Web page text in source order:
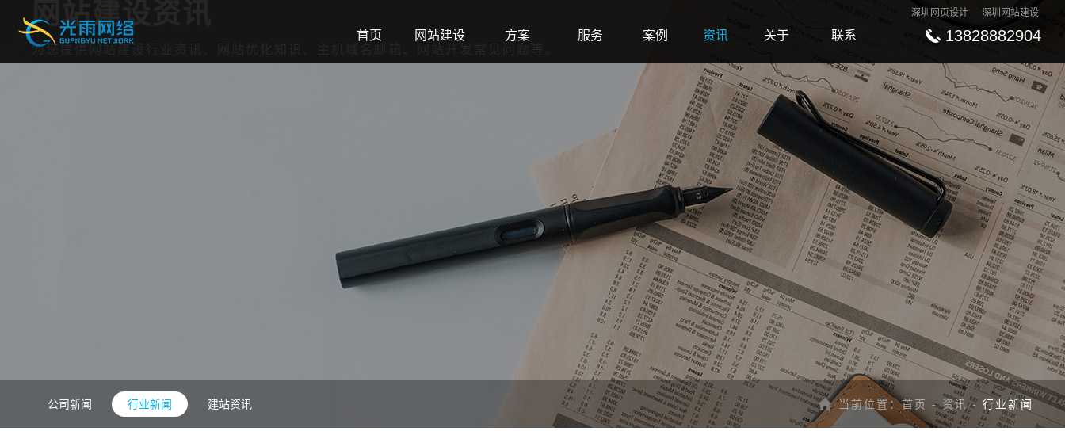
深圳网页设计 深圳网站建设
13828882904
首页
网站建设
方案
服务
案例
资讯
关于
联系
网站建设资讯
为您提供网站建设行业资讯、网站优化知识、主机域名邮箱、网站开发常见问题等。
公司新闻 行业新闻 建站资讯 当前位置：首页 -资讯- 行业新闻